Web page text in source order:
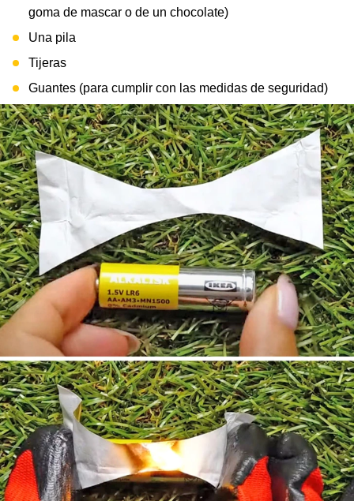
goma de mascar o de un chocolate)
Una pila
Tijeras
Guantes (para cumplir con las medidas de seguridad)